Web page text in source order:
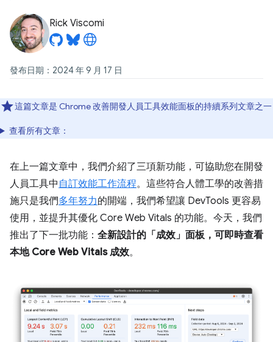
Rick Viscomi
發布日期：2024 年 9 月 17 日
這篇文章是 Chrome 改善開發人員工具效能面板的持續系列文章之一
查看所有文章：
在上一篇文章中，我們介紹了三項新功能，可協助您在開發
人員工具中 自訂效能工作流程。這些符合人體工學的改善措
施只是我們多年努力的開端，我們希望讓 DevTools 更容易
使用，並提升其優化 Core Web Vitals 的功能。今天，我們
推出了下一批功能： 全新設計的「成效」面板，可即時查看
本地 Core Web Vitals 成效。